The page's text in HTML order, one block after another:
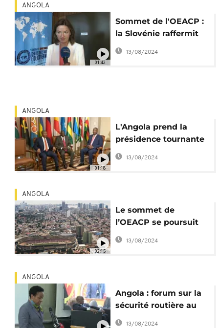
01:42
ANGOLA
Sommet de l'OEACP :
la Slovénie raffermit
ses relations avec
l'Afrique
13/08/2024
01:18
ANGOLA
L'Angola prend la
présidence tournante
de l'OEACP
13/08/2024
02:15
ANGOLA
Le sommet de
l’OEACP se poursuit
en Angola
13/08/2024
ANGOLA
Angola : forum sur la
sécurité routière au
sommet de l'OEACP
13/08/2024